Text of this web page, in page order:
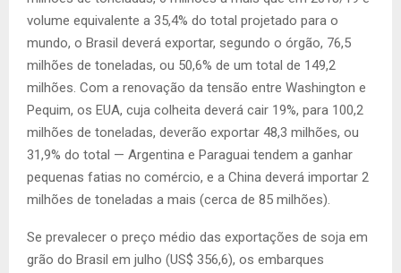
volume equivalente a 35,4% do total projetado para o
mundo, o Brasil deverá exportar, segundo o órgão, 76,5
milhões de toneladas, ou 50,6% de um total de 149,2
milhões. Com a renovação da tensão entre Washington e
Pequim, os EUA, cuja colheita deverá cair 19%, para 100,2
milhões de toneladas, deverão exportar 48,3 milhões, ou
31,9% do total — Argentina e Paraguai tendem a ganhar
pequenas fatias no comércio, e a China deverá importar 2
milhões de toneladas a mais (cerca de 85 milhões).
Se prevalecer o preço médio das exportações de soja em
grão do Brasil em julho (US$ 356,6), os embarques